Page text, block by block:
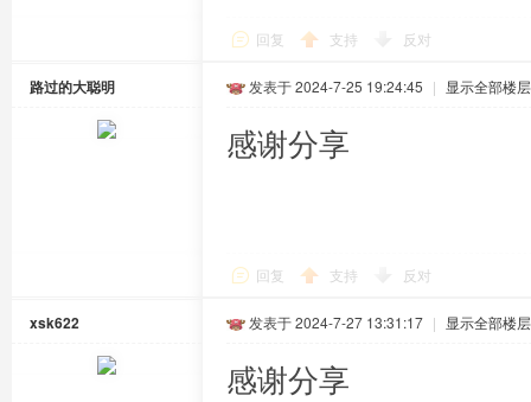
回复 支持 反对
路过的大聪明 发表于 2024-7-25 19:24:45 | 显示全部楼层
感谢分享
回复 支持 反对
xsk622 发表于 2024-7-27 13:31:17 | 显示全部楼层
感谢分享